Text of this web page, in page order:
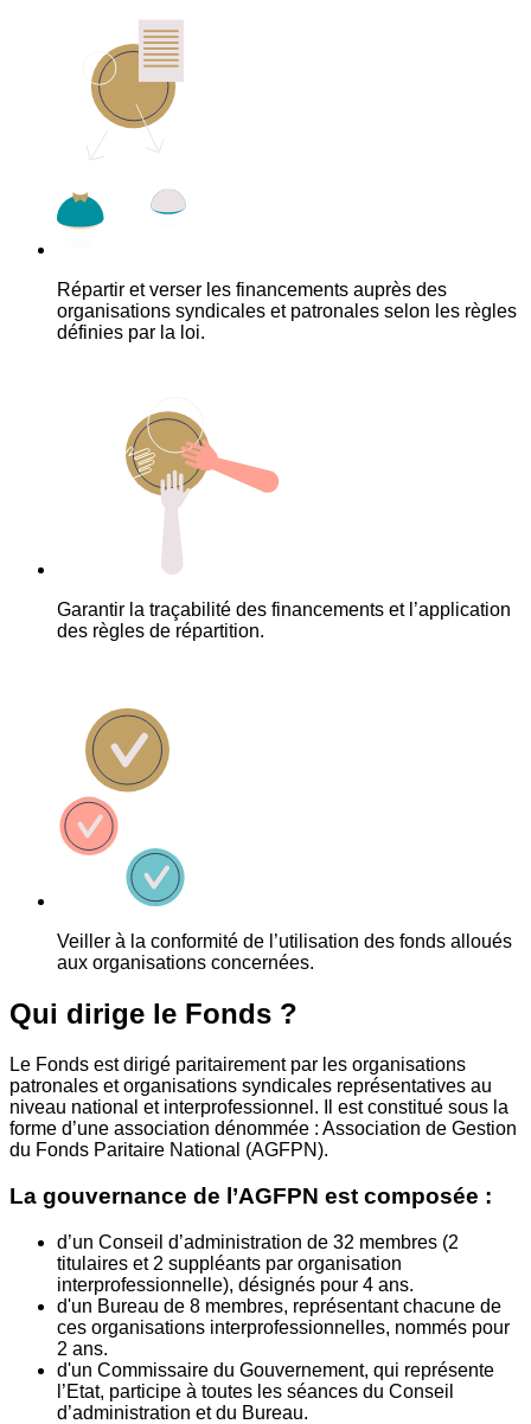
Répartir et verser les financements auprès des
organisations syndicales et patronales selon les règles
définies par la loi.
Garantir la traçabilité des financements et l’application
des règles de répartition.
Veiller à la conformité de l’utilisation des fonds alloués
aux organisations concernées.
Qui dirige le Fonds ?
Le Fonds est dirigé paritairement par les organisations
patronales et organisations syndicales représentatives au
niveau national et interprofessionnel. Il est constitué sous la
forme d’une association dénommée : Association de Gestion
du Fonds Paritaire National (AGFPN).
La gouvernance de l’AGFPN est composée :
d’un Conseil d’administration de 32 membres (2
titulaires et 2 suppléants par organisation
interprofessionnelle), désignés pour 4 ans.
d'un Bureau de 8 membres, représentant chacune de
ces organisations interprofessionnelles, nommés pour
2 ans.
d'un Commissaire du Gouvernement, qui représente
l’Etat, participe à toutes les séances du Conseil
d’administration et du Bureau.